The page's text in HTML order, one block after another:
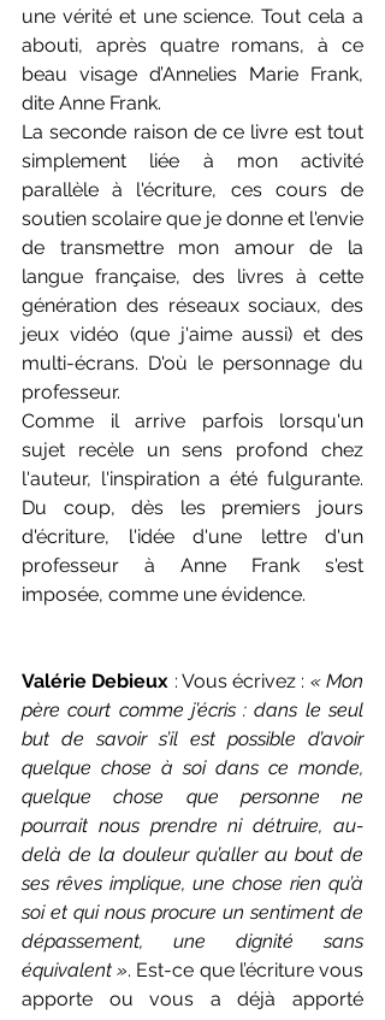
une vérité et une science. Tout cela a
abouti, après quatre romans, à ce
beau visage d’Annelies Marie Frank,
dite Anne Frank.
La seconde raison de ce livre est tout
simplement liée à mon activité
parallèle à l'écriture, ces cours de
soutien scolaire que je donne et l'envie
de transmettre mon amour de la
langue française, des livres à cette
génération des réseaux sociaux, des
jeux vidéo (que j'aime aussi) et des
multi-écrans. D'où le personnage du
professeur.
Comme il arrive parfois lorsqu'un
sujet recèle un sens profond chez
l'auteur, l'inspiration a été fulgurante.
Du coup, dès les premiers jours
d'écriture, l'idée d'une lettre d'un
professeur à Anne Frank s'est
imposée, comme une évidence.
Valérie Debieux : Vous écrivez : « Mon
père court comme j’écris : dans le seul
but de savoir s’il est possible d’avoir
quelque chose à soi dans ce monde,
quelque chose que personne ne
pourrait nous prendre ni détruire, au-
delà de la douleur qu’aller au bout de
ses rêves implique, une chose rien qu’à
soi et qui nous procure un sentiment de
dépassement, une dignité sans
équivalent ». Est-ce que l’écriture vous
apporte ou vous a déjà apporté